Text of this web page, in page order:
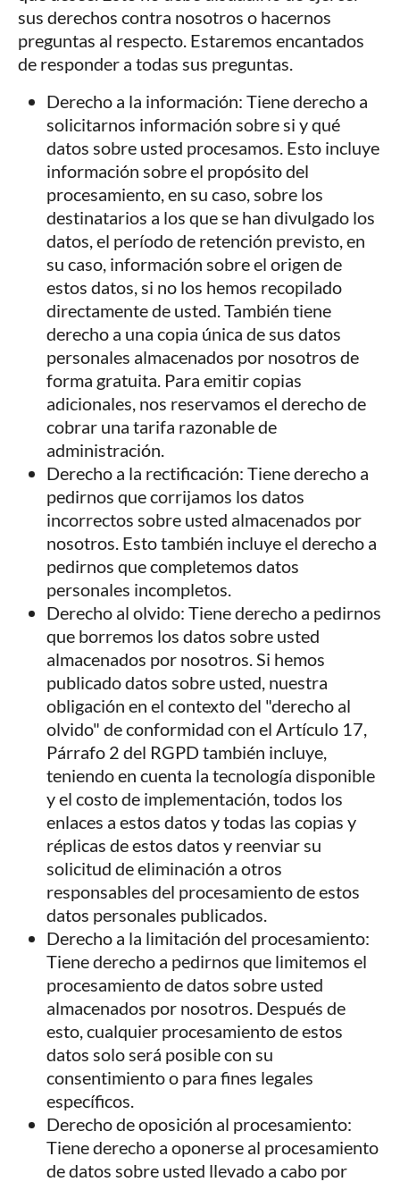
sus derechos contra nosotros o hacernos
preguntas al respecto. Estaremos encantados
de responder a todas sus preguntas.
Derecho a la información: Tiene derecho a
solicitarnos información sobre si y qué
datos sobre usted procesamos. Esto incluye
información sobre el propósito del
procesamiento, en su caso, sobre los
destinatarios a los que se han divulgado los
datos, el período de retención previsto, en
su caso, información sobre el origen de
estos datos, si no los hemos recopilado
directamente de usted. También tiene
derecho a una copia única de sus datos
personales almacenados por nosotros de
forma gratuita. Para emitir copias
adicionales, nos reservamos el derecho de
cobrar una tarifa razonable de
administración.
Derecho a la rectificación: Tiene derecho a
pedirnos que corrijamos los datos
incorrectos sobre usted almacenados por
nosotros. Esto también incluye el derecho a
pedirnos que completemos datos
personales incompletos.
Derecho al olvido: Tiene derecho a pedirnos
que borremos los datos sobre usted
almacenados por nosotros. Si hemos
publicado datos sobre usted, nuestra
obligación en el contexto del "derecho al
olvido" de conformidad con el Artículo 17,
Párrafo 2 del RGPD también incluye,
teniendo en cuenta la tecnología disponible
y el costo de implementación, todos los
enlaces a estos datos y todas las copias y
réplicas de estos datos y reenviar su
solicitud de eliminación a otros
responsables del procesamiento de estos
datos personales publicados.
Derecho a la limitación del procesamiento:
Tiene derecho a pedirnos que limitemos el
procesamiento de datos sobre usted
almacenados por nosotros. Después de
esto, cualquier procesamiento de estos
datos solo será posible con su
consentimiento o para fines legales
específicos.
Derecho de oposición al procesamiento:
Tiene derecho a oponerse al procesamiento
de datos sobre usted llevado a cabo por